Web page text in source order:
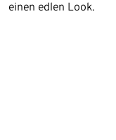
einen edlen Look.